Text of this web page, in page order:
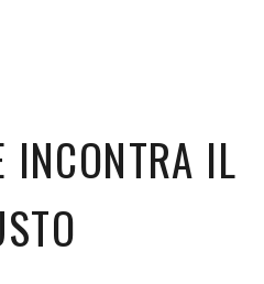
INCONTRA IL